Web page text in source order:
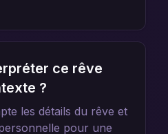
ce rêve
?
les détails du rêve et
pour une